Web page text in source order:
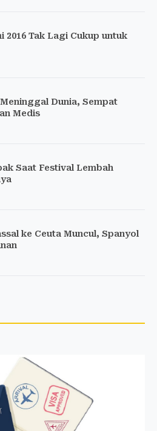
2016 Tak Lagi Cukup untuk
Dunia, Sempat
Medis
Saat Festival Lembah
ke Ceuta Muncul, Spanyol